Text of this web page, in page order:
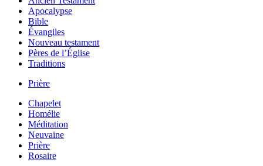
Apocalypse
Bible
Évangiles
Nouveau testament
Pères de l’Église
Traditions
Prière
Chapelet
Homélie
Méditation
Neuvaine
Prière
Rosaire